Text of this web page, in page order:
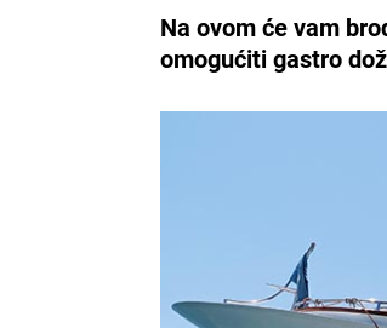
Na ovom će vam
omogućiti gastro